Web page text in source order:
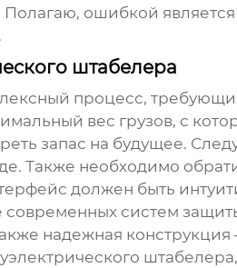
ошибкой
штабелера
процесс,
вес грузов, с
запас на будущее.
Также необходимо
должен быть
систем
надежная
штабелера